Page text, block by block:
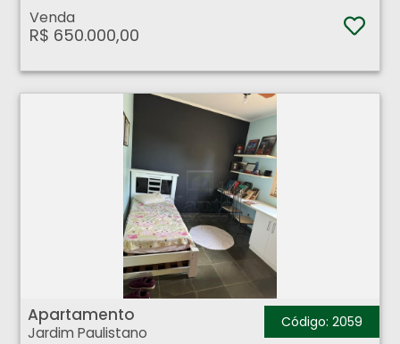
Venda
R$ 650.000,00
Apartamento - Jardim Paulistano - Ribeirão Preto
Apartamento
Jardim Paulistano
Código: 2059